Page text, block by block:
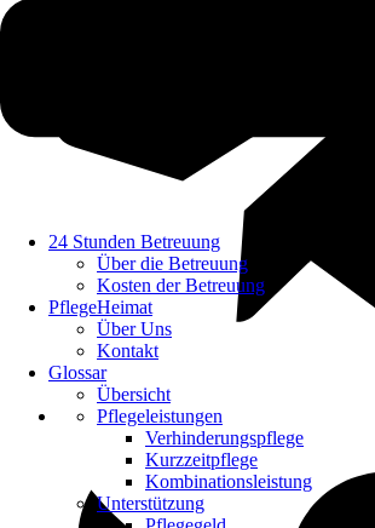
24 Stunden Betreuung
Über die Betreuung
Kosten der Betreuung
PflegeHeimat
Über Uns
Kontakt
Glossar
Übersicht
Pflegeleistungen
Verhinderungspflege
Kurzzeitpflege
Kombinationsleistung
Unterstützung